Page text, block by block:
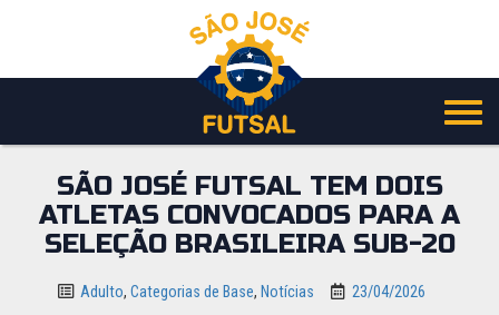
o
SÃO JOSÉ FUTSAL TEM DOIS
ATLETAS CONVOCADOS PARA A
SELEÇÃO BRASILEIRA SUB-20
Adulto, Categorias de Base, Notícias
23/04/2026